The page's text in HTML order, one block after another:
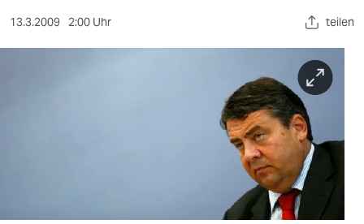
sport
13.3.2009 2:00 Uhr teilen